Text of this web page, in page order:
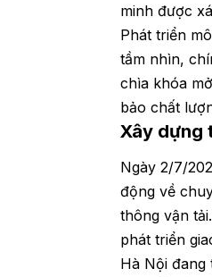
minh được
Phát triển
tầm nhìn,
chìa khóa
bảo chất
Xây dựng
Ngày 2/7/
động về
thông vận
phát triển
Hà Nội